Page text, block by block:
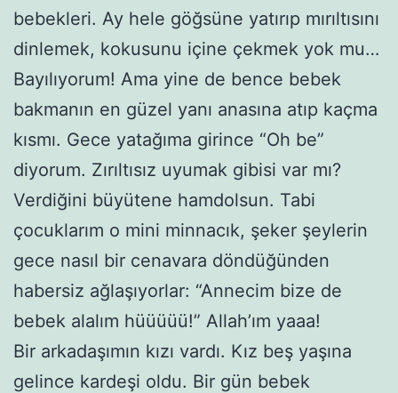
bebekleri. Ay hele göğsüne yatırıp mırıltısını
dinlemek, kokusunu içine çekmek yok mu…
Bayılıyorum! Ama yine de bence bebek
bakmanın en güzel yanı anasına atıp kaçma
kısmı. Gece yatağıma girince “Oh be”
diyorum. Zırıltısız uyumak gibisi var mı?
Verdiğini büyütene hamdolsun. Tabi
çocuklarım o mini minnacık, şeker şeylerin
gece nasıl bir cenavara döndüğünden
habersiz ağlaşıyorlar: “Annecim bize de
bebek alalım hüüüüü!” Allah’ım yaaa!
Bir arkadaşımın kızı vardı. Kız beş yaşına
gelince kardeşi oldu. Bir gün bebek